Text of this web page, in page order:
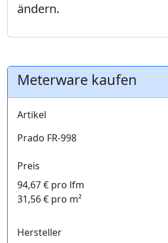
ändern.
Meterware kaufen
Artikel
Prado FR-998
Preis
94,67 € pro lfm
31,56 € pro m²
Hersteller